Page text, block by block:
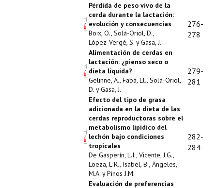
Pérdida de peso vivo de la
cerda durante la lactación:
evolución y consecuencias
Boix, O., Solà‑Oriol, D.,
López‑Vergé, S. y Gasa, J.
276-
278
Alimentación de cerdas en
lactación: ¿pienso seco o
dieta líquida?
Gelinne, A., Fabà, Ll., Solà‑Oriol,
D. y Gasa, J.
279-
281
Efecto del tipo de grasa
adicionada en la dieta de las
cerdas reproductoras sobre el
metabolismo lipídico del
lechón bajo condiciones
tropicales
De Gasperín, L.I., Vicente, J.G.,
Loeza, L.R., Isabel, B., Ángeles,
M.A. y Pinos J.M.
282-
284
Evaluación de preferencias